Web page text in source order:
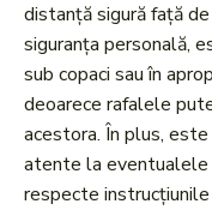
distanță sigură față
siguranța personală,
sub copaci sau în
deoarece rafalele
acestora. În plus,
atente la
respecte